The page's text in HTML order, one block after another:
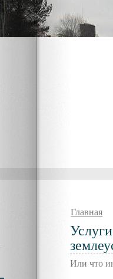
Главная
Или что